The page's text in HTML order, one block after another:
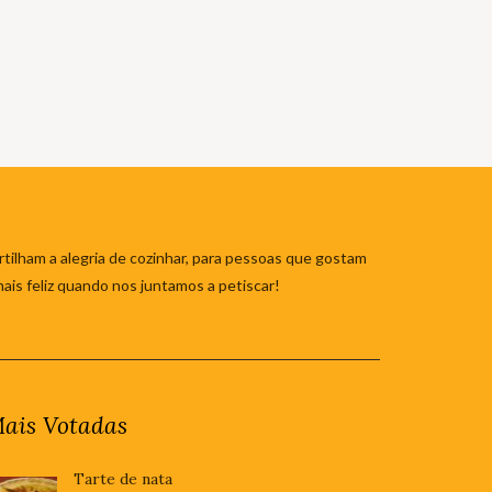
a alegria de cozinhar, para pessoas que gostam
feliz quando nos juntamos a petiscar!
Votadas
Tarte de nata